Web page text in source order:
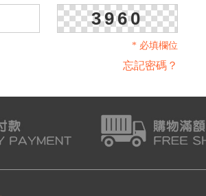
3960
* 必填欄位
忘記密碼？